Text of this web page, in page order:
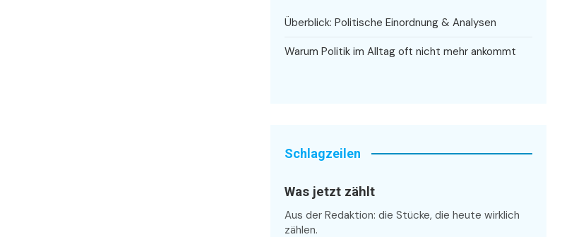
Überblick: Politische Einordnung & Analysen
Warum Politik im Alltag oft nicht mehr ankommt
Schlagzeilen
Was jetzt zählt
Aus der Redaktion: die Stücke, die heute wirklich
zählen.